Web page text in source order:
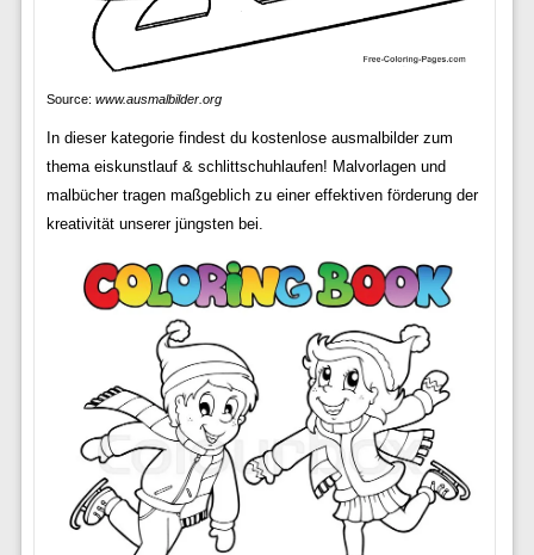
Source: www.ausmalbilder.org
In dieser kategorie findest du kostenlose ausmalbilder zum
thema eiskunstlauf & schlittschuhlaufen! Malvorlagen und
malbücher tragen maßgeblich zu einer effektiven förderung der
kreativität unserer jüngsten bei.